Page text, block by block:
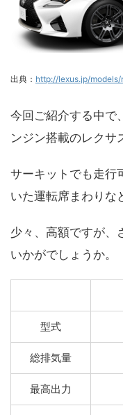
出典： http://lexus.jp/
今回ご紹介する中で
ンジン搭載のレクサ
サーキットでも走行
いた運転席まわりな
少々、高額ですが、
いかがでしょうか。
型式
総排気量
最高出力